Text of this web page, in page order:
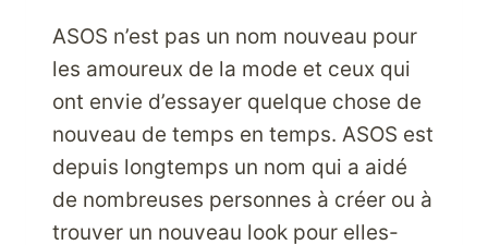
UNIS
GRÂCE
PARCELBOUND
ASOS n’est pas un nom nouveau pour
les amoureux de la mode et ceux qui
ont envie d’essayer quelque chose de
nouveau de temps en temps. ASOS est
depuis longtemps un nom qui a aidé
de nombreuses personnes à créer ou à
trouver un nouveau look pour elles-